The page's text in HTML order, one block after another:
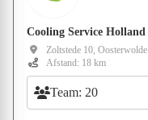
Cooling Service Holland
Zoltstede 10, Oosterwolde
Afstand: 18 km
Team: 20